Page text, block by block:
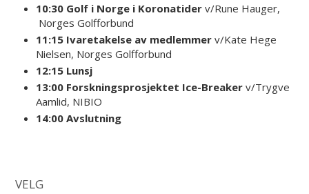
10:30 Golf i Norge i Koronatiderv/Rune Hauger,
Norges Golfforbund
11:15 Ivaretakelse av medlemmerv/Kate Hege
Nielsen, Norges Golfforbund
12:15 Lunsj
13:00 Forskningsprosjektet Ice-Breakerv/Trygve
Aamlid, NIBIO
14:00 Avslutning
VELG